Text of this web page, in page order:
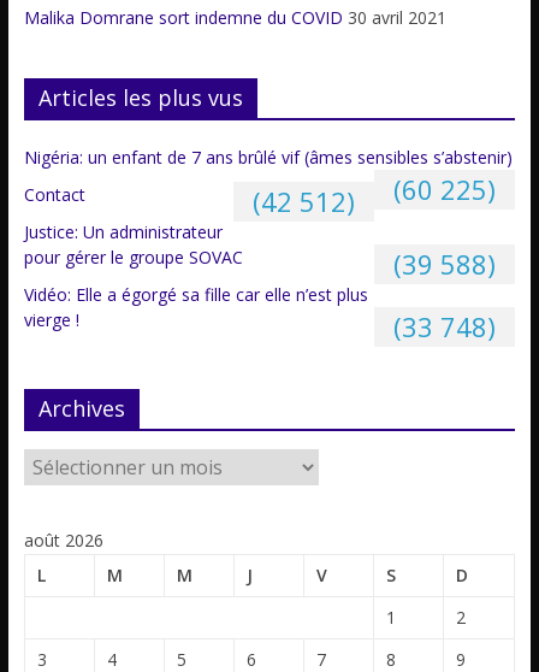
Malika Domrane sort indemne du COVID 30 avril 2021
Articles les plus vus
Nigéria: un enfant de 7 ans brûlé vif (âmes sensibles s’abstenir)
(60 225)
Contact (42 512)
Justice: Un administrateur
pour gérer le groupe SOVAC
(39 588)
Vidéo: Elle a égorgé sa fille car elle n’est plus
vierge !
(33 748)
Archives
août 2026
L
M M J V S
D
1
2
3
4 5 6 7 8
9